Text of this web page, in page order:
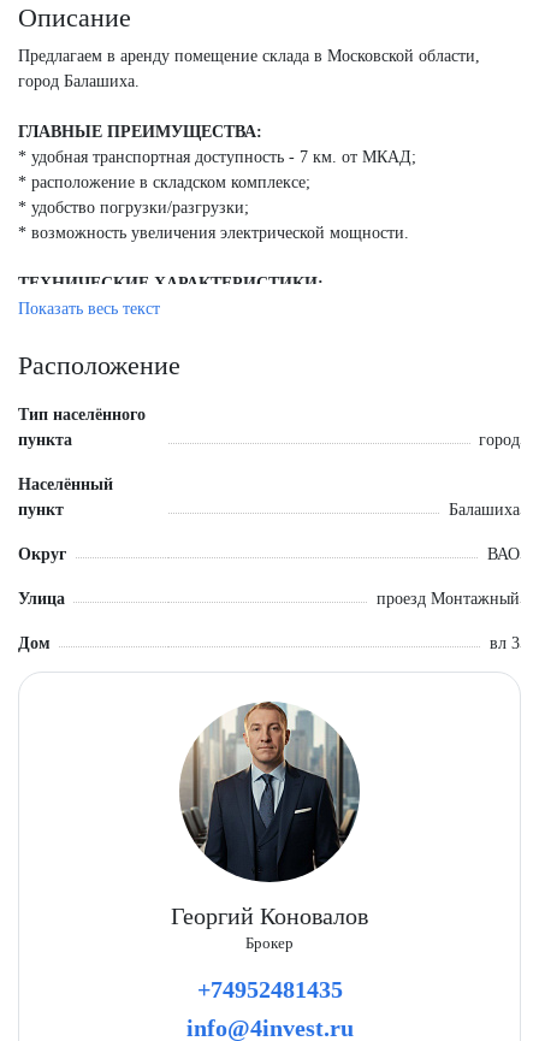
Описание
Предлагаем в аренду помещение склада в Московской области,
город Балашиха.
ГЛАВНЫЕ ПРЕИМУЩЕСТВА:
* удобная транспортная доступность - 7 км. от МКАД;
* расположение в складском комплексе;
* удобство погрузки/разгрузки;
* возможность увеличения электрической мощности.
ТЕХНИЧЕСКИЕ ХАРАКТЕРИСТИКИ:
* тип здания: складской комплекс;
* площадь: 417 кв. м;
* высота потолков: 4 м;
* пол - антипыль;
ФИНАНСОВЫЕ УСЛОВИЯ:
* налогообложение: НДС оплачивается отдельно - 5%.
СВЯЖИТЕСЬ С НАМИ, ЧТОБЫ
уточнить детали и договориться
о просмотре помещения.
Показать весь текст
Расположение
Тип населённого
пункта
город
Населённый
пункт
Балашиха
Округ ВАО
Улица проезд Монтажный
Дом вл 3
Георгий Коновалов
Брокер
+74952481435
info@4invest.ru